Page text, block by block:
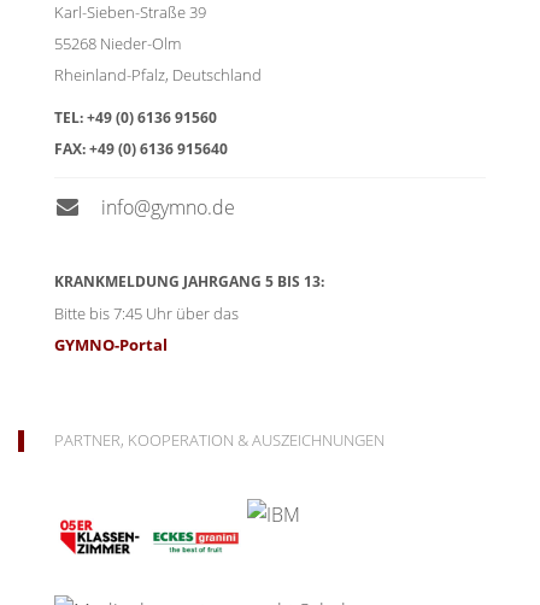
Karl-Sieben-Straße 39
55268 Nieder-Olm
Rheinland-Pfalz, Deutschland
TEL:+49 (0) 6136 91560
FAX:+49 (0) 6136 915640
info@gymno.de
KRANKMELDUNG JAHRGANG 5 BIS 13:
Bitte bis 7:45 Uhr über das
GYMNO-Portal
PARTNER, KOOPERATION & AUSZEICHNUNGEN